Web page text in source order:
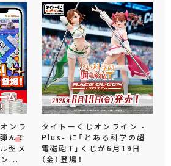
ンラ
んで
型メ
...
タイトーくじオンライン -
Plus- に「とある科学の超
電磁砲T」くじが6月19日
（金）登場！